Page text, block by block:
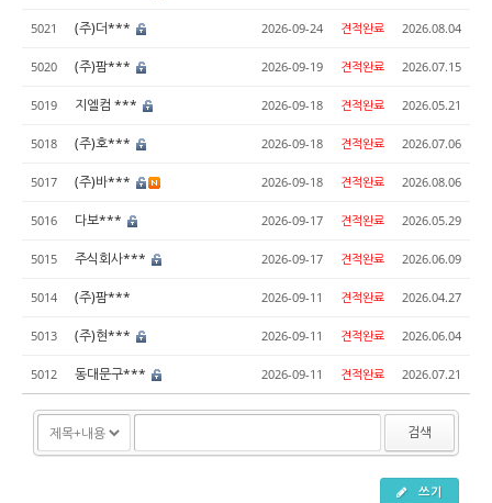
5021 (주)더*** 2026-09-24 견적완료 2026.08.04
5020 (주)팜*** 2026-09-19 견적완료 2026.07.15
5019 지엘컴 *** 2026-09-18 견적완료 2026.05.21
5018 (주)호*** 2026-09-18 견적완료 2026.07.06
5017 (주)바*** 2026-09-18 견적완료 2026.08.06
5016 다보*** 2026-09-17 견적완료 2026.05.29
5015 주식회사*** 2026-09-17 견적완료 2026.06.09
5014 (주)팜*** 2026-09-11 견적완료 2026.04.27
5013 (주)현*** 2026-09-11 견적완료 2026.06.04
5012 동대문구*** 2026-09-11 견적완료 2026.07.21
검색
쓰기